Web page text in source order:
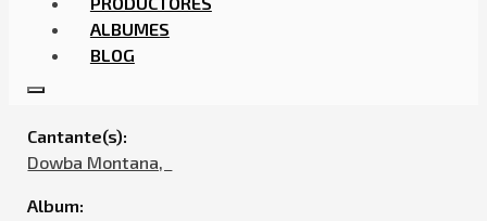
ALBUMES
BLOG
Cantante(s):
Dowba Montana,ㅤㅤ
Album: